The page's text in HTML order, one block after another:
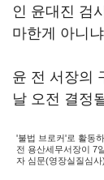
인 윤대진 검
마한게 아니
윤 전 서장의
날 오전 결정
'불법 브로커'로 활동
전 용산세무서장이 7
자 심문(영장실질심